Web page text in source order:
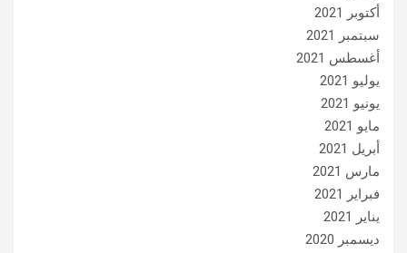
أكتوبر 2021
سبتمبر 2021
أغسطس 2021
يوليو 2021
يونيو 2021
مايو 2021
أبريل 2021
مارس 2021
فبراير 2021
يناير 2021
ديسمبر 2020